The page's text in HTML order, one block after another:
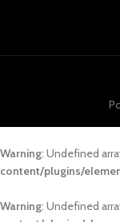
Warning: Undefined
content/plugins/
Warning: Undefined